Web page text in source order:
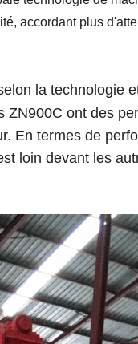
accordant plus
la technologie
ont des
En termes de
loin devant les